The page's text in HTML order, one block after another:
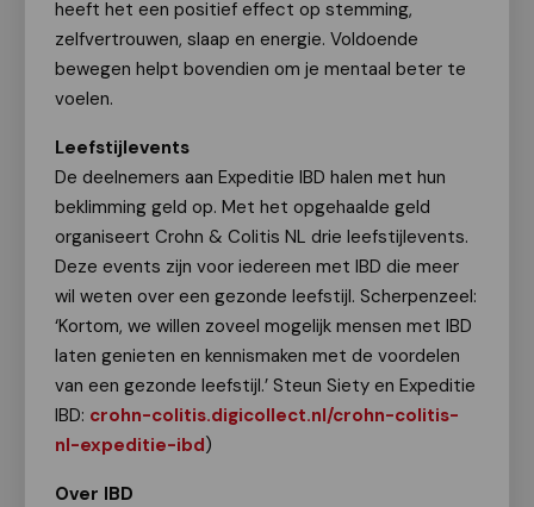
heeft het een positief effect op stemming,
zelfvertrouwen, slaap en energie. Voldoende
bewegen helpt bovendien om je mentaal beter te
voelen.
Leefstijlevents
De deelnemers aan Expeditie IBD halen met hun
beklimming geld op. Met het opgehaalde geld
organiseert Crohn & Colitis NL drie leefstijlevents.
Deze events zijn voor iedereen met IBD die meer
wil weten over een gezonde leefstijl. Scherpenzeel:
‘Kortom, we willen zoveel mogelijk mensen met IBD
laten genieten en kennismaken met de voordelen
van een gezonde leefstijl.’ Steun Siety en Expeditie
IBD: crohn-colitis.digicollect.nl/crohn-colitis-
nl-expeditie-ibd)
Over IBD